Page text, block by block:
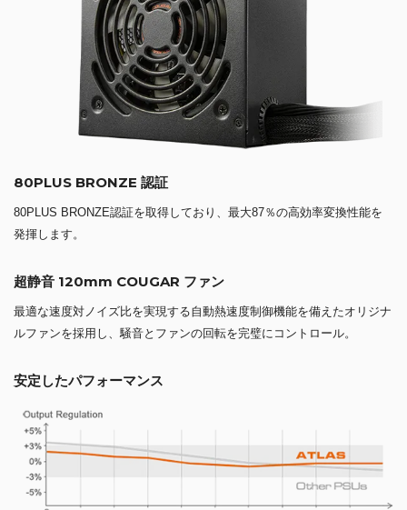
80PLUS BRONZE 認証
80PLUS BRONZE認証を取得しており、最大87％の高効率変換性能を
発揮します。
超静音 120mm COUGAR ファン
最適な速度対ノイズ比を実現する自動熱速度制御機能を備えたオリジナ
ルファンを採用し、騒音とファンの回転を完璧にコントロール。
安定したパフォーマンス